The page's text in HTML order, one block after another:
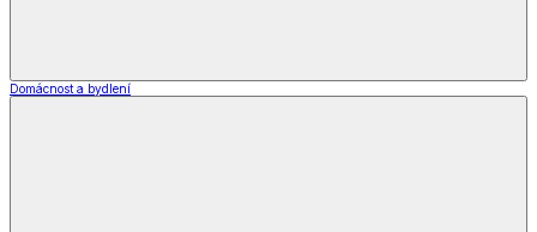
Domácnost a bydlení